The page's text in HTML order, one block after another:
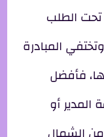
تحت الطلب
المبادرة
فأفضل
أو